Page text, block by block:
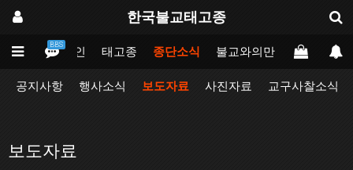
한국불교태고종
BBS
메인 태고종 종단소식 불교와의만남 업무포털
공지사항 행사소식 보도자료 사진자료 교구사찰소식
보도자료